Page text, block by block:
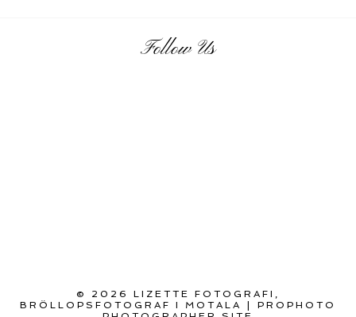
Follow Us
© 2026 LIZETTE FOTOGRAFI,
BRÖLLOPSFOTOGRAF I MOTALA
PROPHOTO